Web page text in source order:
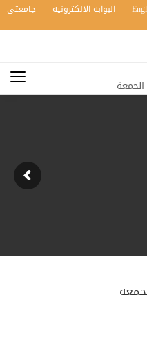
البوابة الالكترونية جامعتي